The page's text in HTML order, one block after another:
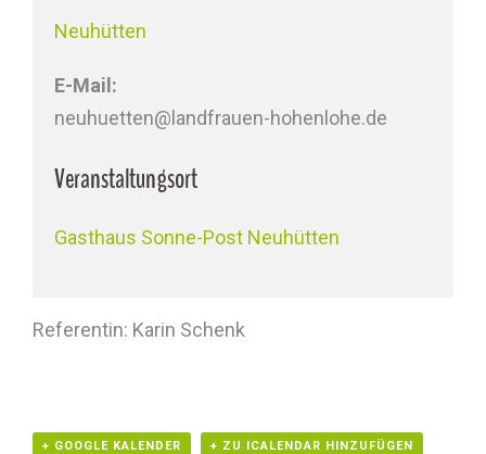
Neuhütten
E-Mail:
neuhuetten@landfrauen-hohenlohe.de
Veranstaltungsort
Gasthaus Sonne-Post Neuhütten
Referentin: Karin Schenk
+ GOOGLE KALENDER + ZU ICALENDAR HINZUFÜGEN